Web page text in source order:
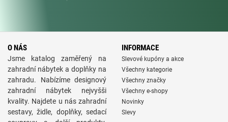
O NÁS
Jsme katalog zaměřený na
zahradní nábytek a doplňky na
zahradu. Nabízíme designový
zahradní nábytek nejvyšši
kvality. Najdete u nás zahradní
sestavy, židle, doplňky, sedací
INFORMACE
Slevové kupóny a akce
Všechny kategorie
Všechny značky
Všechny e-shopy
Novinky
Slevy